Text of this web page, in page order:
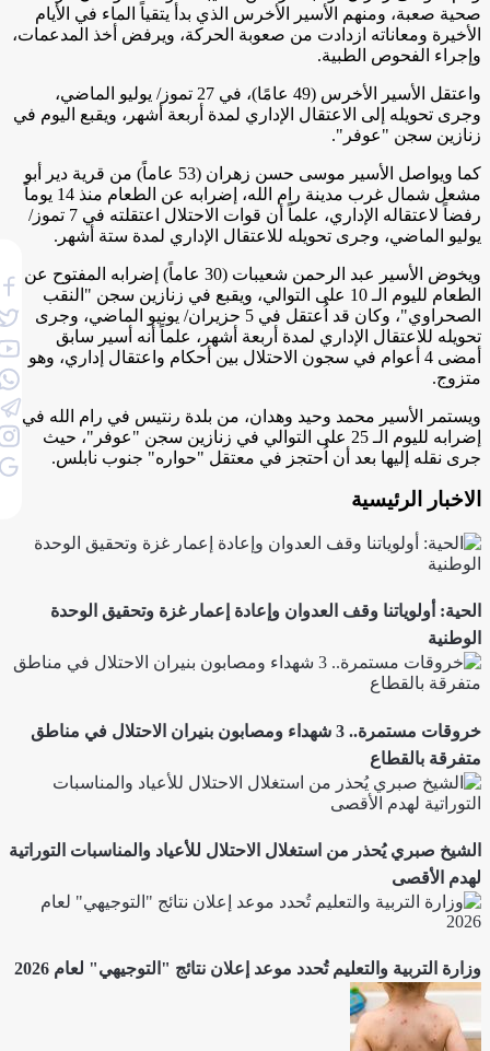
صحية صعبة، ومنهم الأسير الأخرس الذي بدأ يتقياً الماء في الأيام
الأخيرة ومعاناته ازدادت من صعوبة الحركة، ويرفض أخذ المدعمات،
وإجراء الفحوص الطبية.
واعتقل الأسير الأخرس (49 عامًا)، في 27 تموز/ يوليو الماضي،
وجرى تحويله إلى الاعتقال الإداري لمدة أربعة أشهر، ويقبع اليوم في
زنازين سجن "عوفر".
كما ويواصل الأسير موسى حسن زهران (53 عاماً) من قرية دير أبو
مشعل شمال غرب مدينة رام الله، إضرابه عن الطعام منذ 14 يوماً
رفضاً لاعتقاله الإداري، علماً أن قوات الاحتلال اعتقلته في 7 تموز/
يوليو الماضي، وجرى تحويله للاعتقال الإداري لمدة ستة أشهر.
ويخوض الأسير عبد الرحمن شعيبات (30 عاماً) إضرابه المفتوح عن
الطعام لليوم الـ 10 على التوالي، ويقبع في زنازين سجن "النقب
الصحراوي"، وكان قد اُعتقل في 5 حزيران/ يونيو الماضي، وجرى
تحويله للاعتقال الإداري لمدة أربعة أشهر، علماً أنه أسير سابق
أمضى 4 أعوام في سجون الاحتلال بين أحكام واعتقال إداري، وهو
متزوج.
ويستمر الأسير محمد وحيد وهدان، من بلدة رنتيس في رام الله في
إضرابه لليوم الـ 25 على التوالي في زنازين سجن "عوفر"، حيث
جرى نقله إليها بعد أن اُحتجز في معتقل "حواره" جنوب نابلس.
الاخبار الرئيسية
الحية: أولوياتنا وقف العدوان وإعادة إعمار غزة وتحقيق الوحدة
الوطنية
خروقات مستمرة.. 3 شهداء ومصابون بنيران الاحتلال في مناطق
متفرقة بالقطاع
الشيخ صبري يُحذر من استغلال الاحتلال للأعياد والمناسبات التوراتية
لهدم الأقصى
وزارة التربية والتعليم تُحدد موعد إعلان نتائج "التوجيهي" لعام 2026